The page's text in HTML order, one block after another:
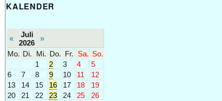
KALENDER
«
Juli
2026
»
Mo. Di. Mi. Do. Fr. Sa. So.
1
2 3 4
5
6
7 8 9 10 11
12
13
14 15 16 17 18
19
20
21 22 23 24 25
26